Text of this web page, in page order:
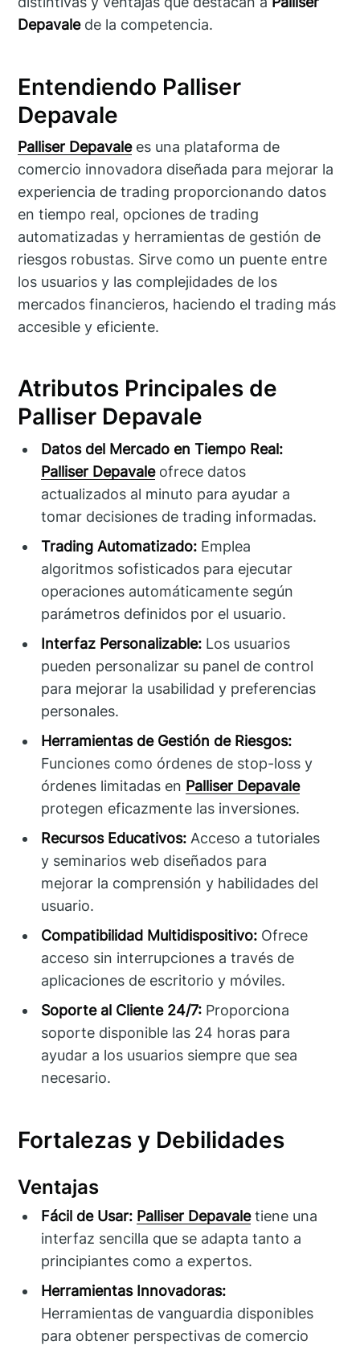
Depavalede la competencia.
Entendiendo Palliser
Depavale
Palliser Depavalees una plataforma de
comercio innovadora diseñada para mejorar la
experiencia de trading proporcionando datos
en tiempo real, opciones de trading
automatizadas y herramientas de gestión de
riesgos robustas. Sirve como un puente entre
los usuarios y las complejidades de los
mercados financieros, haciendo el trading más
accesible y eficiente.
Atributos Principales de
Palliser Depavale
Datos del Mercado en Tiempo Real:
Palliser Depavaleofrece datos
actualizados al minuto para ayudar a
tomar decisiones de trading informadas.
Trading Automatizado: Emplea
algoritmos sofisticados para ejecutar
operaciones automáticamente según
parámetros definidos por el usuario.
Interfaz Personalizable: Los usuarios
pueden personalizar su panel de control
para mejorar la usabilidad y preferencias
personales.
Herramientas de Gestión de Riesgos:
Funciones como órdenes de stop-loss y
órdenes limitadas en Palliser Depavale
protegen eficazmente las inversiones.
Recursos Educativos: Acceso a tutoriales
y seminarios web diseñados para
mejorar la comprensión y habilidades del
usuario.
Compatibilidad Multidispositivo: Ofrece
acceso sin interrupciones a través de
aplicaciones de escritorio y móviles.
Soporte al Cliente 24/7: Proporciona
soporte disponible las 24 horas para
ayudar a los usuarios siempre que sea
necesario.
Fortalezas y Debilidades
Ventajas
Fácil de Usar: Palliser Depavaletiene una
interfaz sencilla que se adapta tanto a
principiantes como a expertos.
Herramientas Innovadoras:
Herramientas de vanguardia disponibles
para obtener perspectivas de comercio